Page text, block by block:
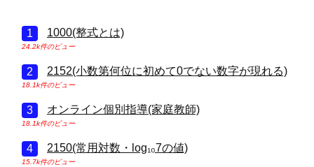
1000(整式とは)
24.2k件のビュー
2152(小数第何位に初めて0でない数字が現れる)
18.1k件のビュー
オンライン個別指導(家庭教師)
18.1k件のビュー
2150(常用対数・log₁₀7の値)
15.7k件のビュー